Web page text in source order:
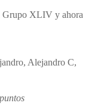
Grupo XLIV y ahora
Alejandro C,